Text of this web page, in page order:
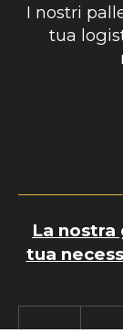
I nostri
tua
La nostra
tua